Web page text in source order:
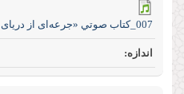
007_كتاب صوتي «جرعه‌ای از دریای راز»_ بخش نخست، گفتار چهارم